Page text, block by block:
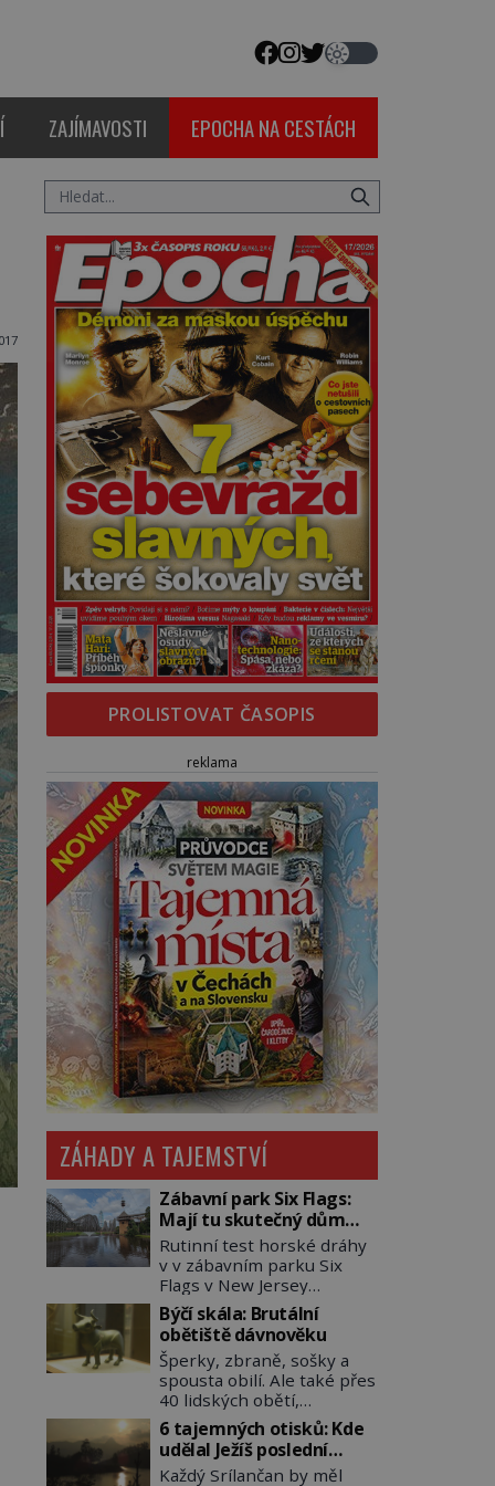
ZAJÍMAVOSTI EPOCHA NA CESTÁCH
PROLISTOVAT ČASOPIS
reklama
ZÁHADY A TAJEMSTVÍ
Zábavní park Six Flags:
Mají tu skutečný dům
hrůzy!
Rutinní test horské dráhy
v v zábavním parku Six
Flags v New Jersey
dopadne 16. srpna 1981
katastrofou. 20letý technik
Scott Tyler se zřítí na zem!
Zranění jsou neslučitelná
se životem. „Nepoužil
bezpečnostní zábranu,“
osvětlí smrtelnou nehodu
tiskový mluvčí parku a
vyšetřovatelé mu dávají za
Býčí skála: Brutální
obětiště dávnověku
Šperky, zbraně, sošky a
spousta obilí. Ale také přes
40 lidských obětí,
převážně dívek, z nichž
některým rozetnou hlavu
a useknou končetiny. To je
slavný halštatský pohřeb.
6 tajemných otisků: Kde
udělal Ježíš poslední
pozemský krok?
Každý Srílančan by měl